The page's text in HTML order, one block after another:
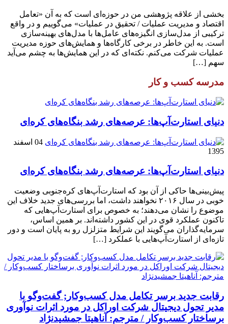
بخشی از علاقه پژوهشی من در حوزه‌ای است که به آن «تعامل
اقتصاد و مدیریت عملیات / تحقیق در عملیات» می‌گوییم و در واقع
ترکیبی از مدل‌سازی انگیزه‌های عامل‌ها با مدل‌های بهینه‌سازی
است. به این خاطر در برخی کارگاه‌ها و همایش‌های حوزه مدیریت
عملیات شرکت می‌کنم. نکته‌ای که در این همایش‌ها به چشم می‌آید
سهم […]
مدرسه کسب و کار
دنیای استارت‌آپ‌ها: عرصه‌های رشد بنگاه‌های کره‌ای‌
04 اسفند
1395
دنیای استارت‌آپ‌ها: عرصه‌های رشد بنگاه‌های کره‌ای‌
پیش‌بینی‌ها حاکی از آن بود که استارت‌آپ‌های کره‌جنوبی وضعیت
خوبی در سال ۲۰۱۶ نخواهند داشت، اما بررسی‌های جدید خلاف این
موضوع را نشان می‌دهند؛ به خصوص برای استارت‌آپ‌هایی که
تاکنون عملکرد قوی در این کشور داشته‌اند. بر همین اساس،
سرمایه‌گذاران می‌گویند این شرایط متزلزل رو به پایان است و دور
تازه‌ای از استارت‌آپ‌هایی با عملکرد […]
رقابت جدید برسر تکامل مدل کسب‌و‌کار; گفت‌وگو با
مدیر تحول دیجیتال شرکت اوراکل در مورد اثرات نوآوری
برساختار کسب‌وکار / مترجم: آناهیتا جمشیدنژاد